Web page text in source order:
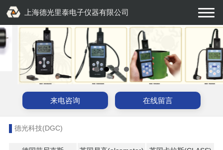
上海德光里泰电子仪器有限公司
来电咨询 在线留言
德光科技(DGC)